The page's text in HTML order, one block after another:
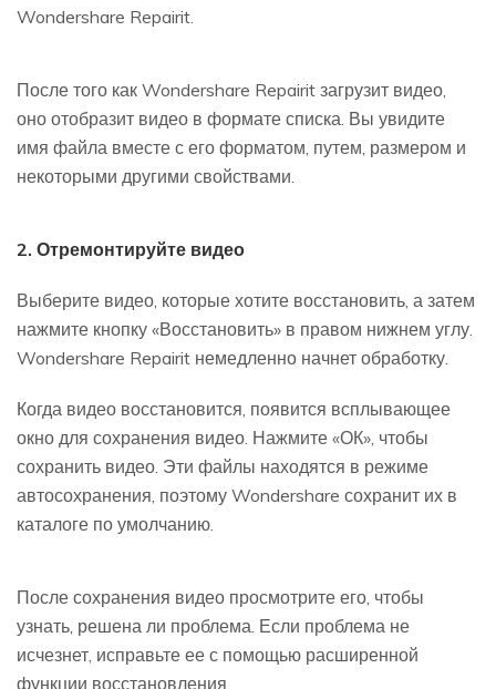
Wondershare Repairit.
После того как Wondershare Repairit загрузит видео,
оно отобразит видео в формате списка. Вы увидите
имя файла вместе с его форматом, путем, размером и
некоторыми другими свойствами.
2. Отремонтируйте видео
Выберите видео, которые хотите восстановить, а затем
нажмите кнопку «Восстановить» в правом нижнем углу.
Wondershare Repairit немедленно начнет обработку.
Когда видео восстановится, появится всплывающее
окно для сохранения видео. Нажмите «ОК», чтобы
сохранить видео. Эти файлы находятся в режиме
автосохранения, поэтому Wondershare сохранит их в
каталоге по умолчанию.
После сохранения видео просмотрите его, чтобы
узнать, решена ли проблема. Если проблема не
исчезнет, исправьте ее с помощью расширенной
функции восстановления.